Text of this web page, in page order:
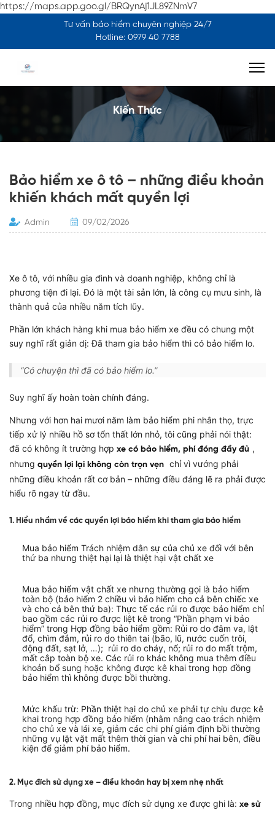
https://maps.app.goo.gl/BRQynAj1JL89ZNmV7
Tư vấn bảo hiểm chuyên nghiệp 24/7
Hotline: 0979 40 7788
Kiến Thức
Bảo hiểm xe ô tô – những điều khoản
khiến khách mất quyền lợi
Admin 09/02/2026
Xe ô tô, với nhiều gia đình và doanh nghiệp, không chỉ là
phương tiện đi lại. Đó là một tài sản lớn, là công cụ mưu sinh, là
thành quả của nhiều năm tích lũy.
Phần lớn khách hàng khi mua bảo hiểm xe đều có chung một
suy nghĩ rất giản dị: Đã tham gia bảo hiểm thì có bảo hiểm lo.
“Có chuyện thì đã có bảo hiểm lo.”
Suy nghĩ ấy hoàn toàn chính đáng.
Nhưng với hơn hai mươi năm làm bảo hiểm phi nhân thọ, trực
tiếp xử lý nhiều hồ sơ tổn thất lớn nhỏ, tôi cũng phải nói thật:
đã có không ít trường hợp xe có bảo hiểm, phí đóng đầy đủ ,
nhưng quyền lợi lại không còn trọn vẹn chỉ vì vướng phải
những điều khoản rất cơ bản – những điều đáng lẽ ra phải được
hiểu rõ ngay từ đầu.
1. Hiểu nhầm về các quyền lợi bảo hiểm khi tham gia bảo hiểm
Mua bảo hiểm Trách nhiệm dân sự của chủ xe đối với bên
thứ ba nhưng thiệt hại lại là thiệt hại vật chất xe
Mua bảo hiểm vật chất xe nhưng thường gọi là bảo hiểm
toàn bộ (bảo hiểm 2 chiều vì bảo hiểm cho cả bên chiếc xe
và cho cả bên thứ ba): Thực tế các rủi ro được bảo hiểm chỉ
bao gồm các rủi ro được liệt kê trong “Phần phạm vi bảo
hiểm” trong Hợp đồng bảo hiểm gồm: Rủi ro do đâm va, lật
đổ, chìm đắm, rủi ro do thiên tai (bão, lũ, nước cuốn trôi,
động đất, sạt lở, …); rủi ro do cháy, nổ; rủi ro do mất trộm,
mất cắp toàn bộ xe. Các rủi ro khác không mua thêm điều
khoản bổ sung hoặc không được kê khai trong hợp đồng
bảo hiểm thì không được bồi thường.
Mức khấu trừ: Phần thiệt hại do chủ xe phải tự chịu được kê
khai trong hợp đồng bảo hiểm (nhằm nâng cao trách nhiệm
cho chủ xe và lái xe, giảm các chi phí giám định bồi thường
những vụ lặt vặt mất thêm thời gian và chi phí hai bên, điều
kiện để giảm phí bảo hiểm.
2. Mục đích sử dụng xe – điều khoản hay bị xem nhẹ nhất
Trong nhiều hợp đồng, mục đích sử dụng xe được ghi là: xe sử